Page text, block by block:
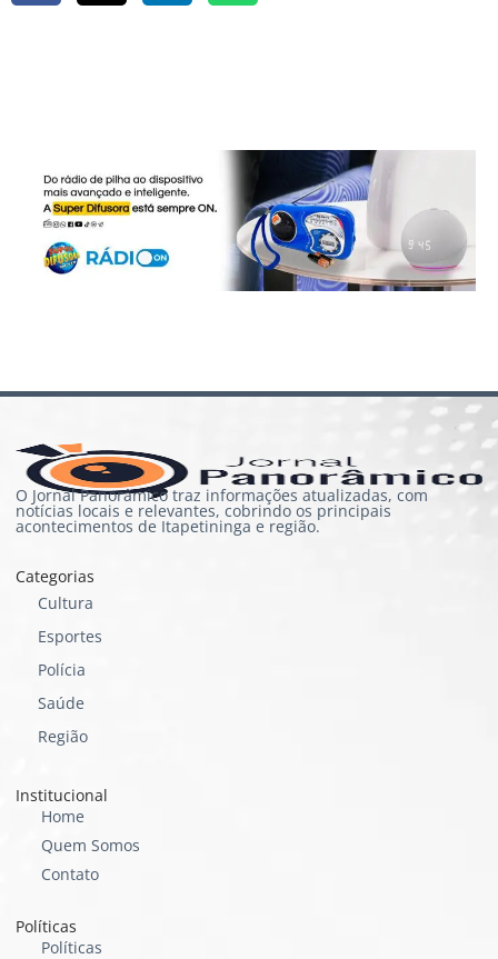
O Jornal Panorâmico traz informações atualizadas, com
notícias locais e relevantes, cobrindo os principais
acontecimentos de Itapetininga e região.
Categorias
Cultura
Esportes
Polícia
Saúde
Região
Institucional
Home
Quem Somos
Contato
Políticas
Políticas